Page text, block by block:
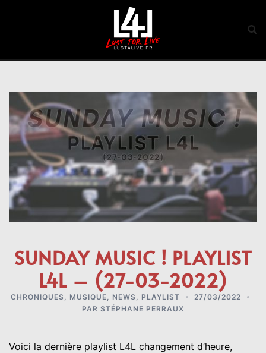
SUNDAY MUSIC ! PLAYLIST
L4L – (27-03-2022)
CHRONIQUES MUSIQUE NEWS PLAYLIST
27/03/2022
PAR STÉPHANE PERRAUX
Voici la dernière playlist L4L changement d’heure,